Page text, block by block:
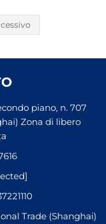
piano, n. 707
Zona di libero
Trade (Shanghai)